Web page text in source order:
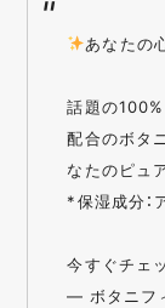
あなたの
話題の
配合のボタ
なたのピュ
*保湿成分：
今すぐチェ
— ボタニフ